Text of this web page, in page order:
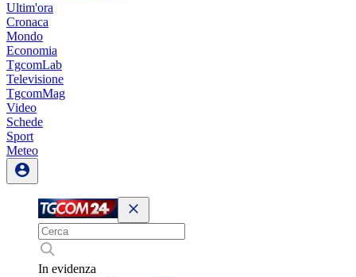
Ultim'ora
Cronaca
Mondo
Economia
TgcomLab
Televisione
TgcomMag
Video
Schede
Sport
Meteo
In evidenza